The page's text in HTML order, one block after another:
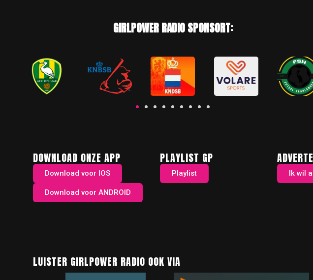
GIRLPOWER RADIO SPONSORT:
DOWNLOAD ONZE APP
Download voor IOS
Download voor ANDROID
PLAYLIST GP
Playlist Ik wil
LUISTER GIRLPOWER RADIO OOK VIA